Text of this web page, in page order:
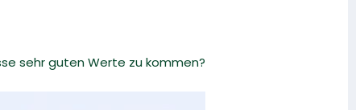
sehr guten Werte zu kommen?